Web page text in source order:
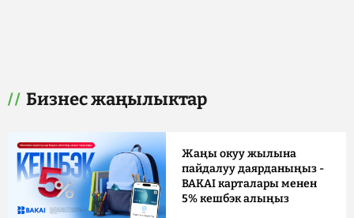
Бизнес жаңылыктар
Жаңы окуу жылына
пайдалуу даярданыңыз -
BAKAI карталары менен
5% кешбэк алыңыз